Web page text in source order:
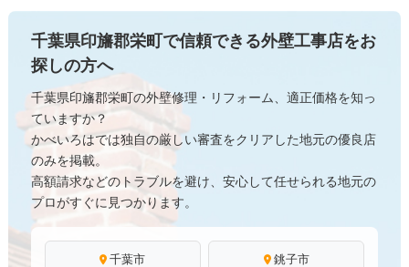
千葉県印旛郡栄町で信頼できる外壁工事店をお
探しの方へ
千葉県印旛郡栄町の外壁修理・リフォーム、適正価格を知っ
ていますか？
かべいろはでは独自の厳しい審査をクリアした地元の優良店
のみを掲載。
高額請求などのトラブルを避け、安心して任せられる地元の
プロがすぐに見つかります。
千葉市 銚子市